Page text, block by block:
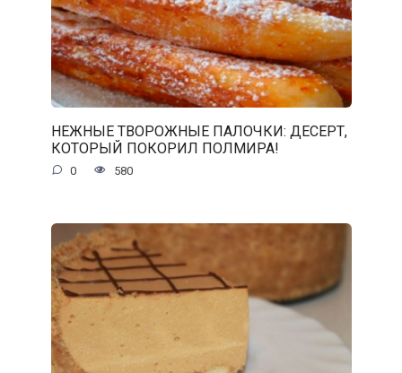
НЕЖНЫЕ ТВОРОЖНЫЕ ПАЛОЧКИ: ДЕСЕРТ,
КОТОРЫЙ ПОКОРИЛ ПОЛМИРА!
0 580